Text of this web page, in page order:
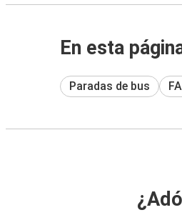
En esta
Paradas de bus